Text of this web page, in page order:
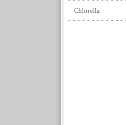
Chlorella